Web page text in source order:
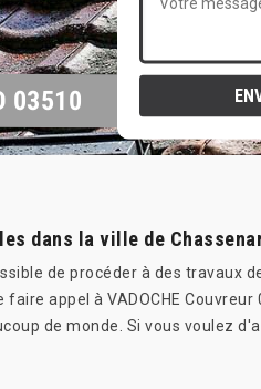
03510
dans la ville de
de procéder à des travaux
appel à VADOCHE Couvreur
de monde. Si vous voulez